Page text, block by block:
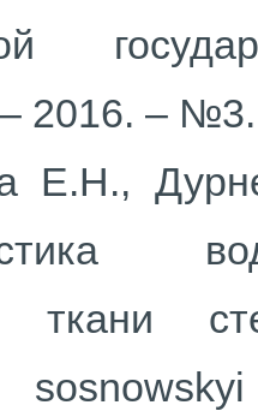
2016. –
Е.Н.,
ткани